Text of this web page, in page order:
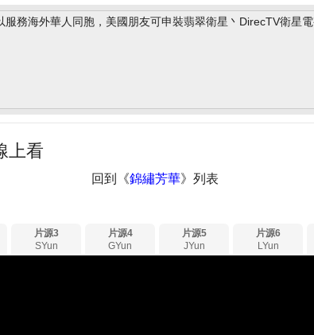
服務海外華人同胞，美國朋友可申裝翡翠衛星丶DirecTV衛星
上看
回到《錦繡芳華》列表
片源3
SYun
片源4
GYun
片源5
JYun
片源6
LYun